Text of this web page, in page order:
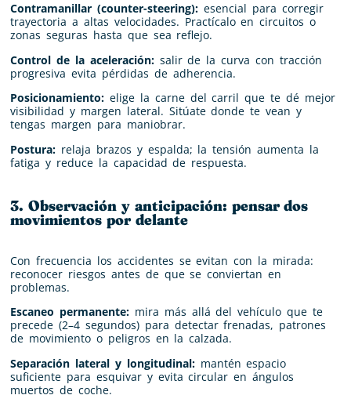
Contramanillar (counter-steering):esencial para corregir
trayectoria a altas velocidades. Practícalo en circuitos o
zonas seguras hasta que sea reflejo.
Control de la aceleración:salir de la curva con tracción
progresiva evita pérdidas de adherencia.
Posicionamiento: elige la carne del carril que te dé mejor
visibilidad y margen lateral. Sitúate donde te vean y
tengas margen para maniobrar.
Postura: relaja brazos y espalda; la tensión aumenta la
fatiga y reduce la capacidad de respuesta.
3. Observación y anticipación: pensar dos
movimientos por delante
Con frecuencia los accidentes se evitan con la mirada:
reconocer riesgos antes de que se conviertan en
problemas.
Escaneo permanente:mira más allá del vehículo que te
precede (2–4 segundos) para detectar frenadas, patrones
de movimiento o peligros en la calzada.
Separación lateral y longitudinal:mantén espacio
suficiente para esquivar y evita circular en ángulos
muertos de coche.